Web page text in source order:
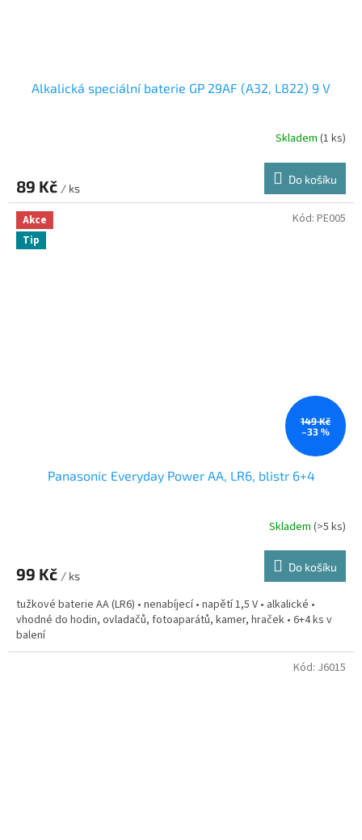
Alkalická speciální baterie GP 29AF (A32, L822) 9 V
Skladem (1 ks)
89 Kč / ks
Do košíku
Akce
Tip
149 Kč
–33 %
Panasonic Everyday Power AA, LR6, blistr 6+4
Skladem (>5 ks)
99 Kč / ks
Do košíku
tužkové baterie AA (LR6) • nenabíjecí • napětí 1,5 V • alkalické •
vhodné do hodin, ovladačů, fotoaparátů, kamer, hraček • 6+4 ks v
balení
Kód: PE005
Kód: J6015